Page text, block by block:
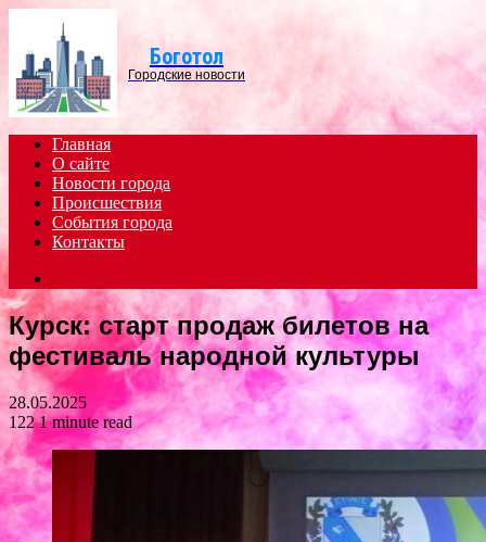
Боготол
Городские новости
Главная
О сайте
Новости города
Происшествия
События города
Контакты
for
Курск: старт продаж билетов на
фестиваль народной культуры
28.05.2025
1221 minute read